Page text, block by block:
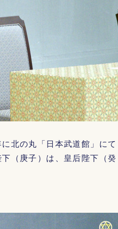
北の丸「日本武道館」にて
（庚子）は、皇后陛下（癸